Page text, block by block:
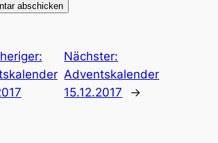
Nächster:
Adventskalender
15.12.2017
→